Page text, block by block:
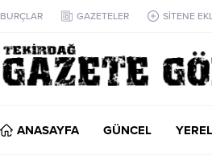
BURÇLAR GAZETELER SİTENE
ANASAYFA GÜNCEL